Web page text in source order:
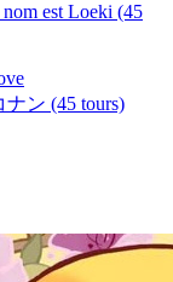
est Loeki (45
ン (45 tours)